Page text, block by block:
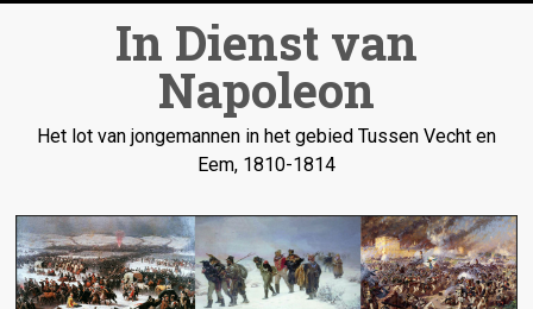
In Dienst van
Napoleon
Het lot van jongemannen in het gebied Tussen Vecht en
Eem, 1810-1814